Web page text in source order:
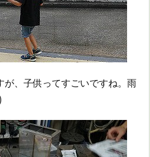
が、子供ってすごいですね。雨